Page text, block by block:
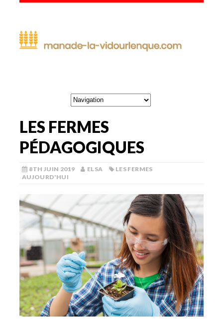
LES FERMES
PÉDAGOGIQUES
8TH JUIN 2019 ELSA
LES FERMES
AUJOURD'HUI